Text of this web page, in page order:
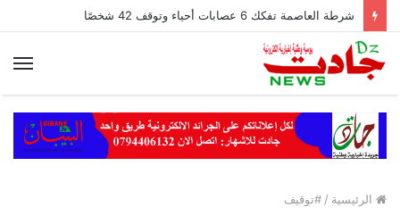
شرطة العاصمة تفكك 6 عصابات أحياء وتوقف 42 شخصًا
الرئيسية / #توقيف